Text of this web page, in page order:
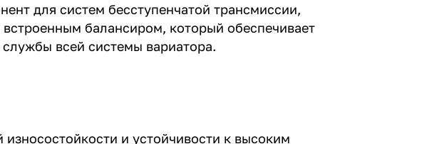
для систем бесступенчатой трансмиссии,
балансиром, который обеспечивает
всей системы вариатора.
и устойчивости к высоким